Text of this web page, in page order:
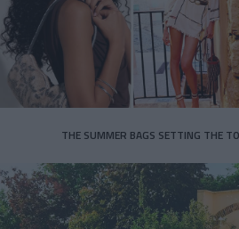
THE SUMMER BAGS SETTING THE